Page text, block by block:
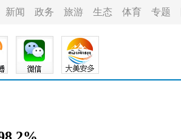
新闻 政务 旅游 生态 体育 专题